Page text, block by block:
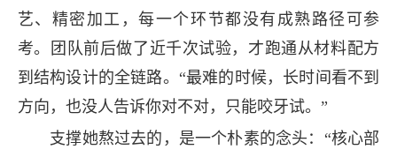
艺、精密加工，每一个环节都没有成熟路径可参
考。团队前后做了近千次试验，才跑通从材料配方
到结构设计的全链路。“最难的时候，长时间看不到
方向，也没人告诉你对不对，只能咬牙试。”
支撑她熬过去的，是一个朴素的念头：“核心部